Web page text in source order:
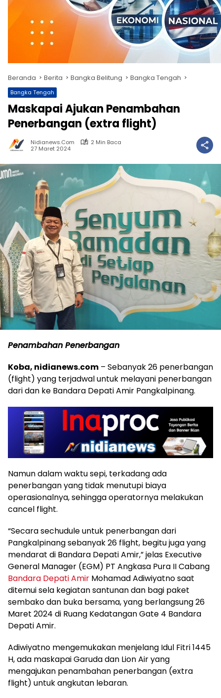
Beranda Berita Bangka Belitung Bangka Tengah
Bangka Tengah
Maskapai Ajukan Penambahan
Penerbangan (extra flight)
Nidianews.com
2 Min Baca
27 Maret 2024
Penambahan Penerbangan
Koba, nidianews.com – Sebanyak 26 penerbangan
(flight) yang terjadwal untuk melayani penerbangan
dari dan ke Bandara Depati Amir Pangkalpinang.
Namun dalam waktu sepi, terkadang ada
penerbangan yang tidak menutupi biaya
operasionalnya, sehingga operatornya melakukan
cancel flight.
“Secara sechudule untuk penerbangan dari
Pangkalpinang sebanyak 26 flight, begitu juga yang
mendarat di Bandara Depati Amir,” jelas Executive
General Manager (EGM) PT Angkasa Pura II Cabang
Bandara Depati Amir Mohamad Adiwiyatno saat
ditemui sela kegiatan santunan dan bagi paket
sembako dan buka bersama, yang berlangsung 26
Maret 2024 di Ruang Kedatangan Gate 4 Bandara
Depati Amir.
Adiwiyatno mengemukakan menjelang Idul Fitri 1445
H, ada maskapai Garuda dan Lion Air yang
mengajukan penambahan penerbangan (extra
flight) untuk angkutan lebaran.